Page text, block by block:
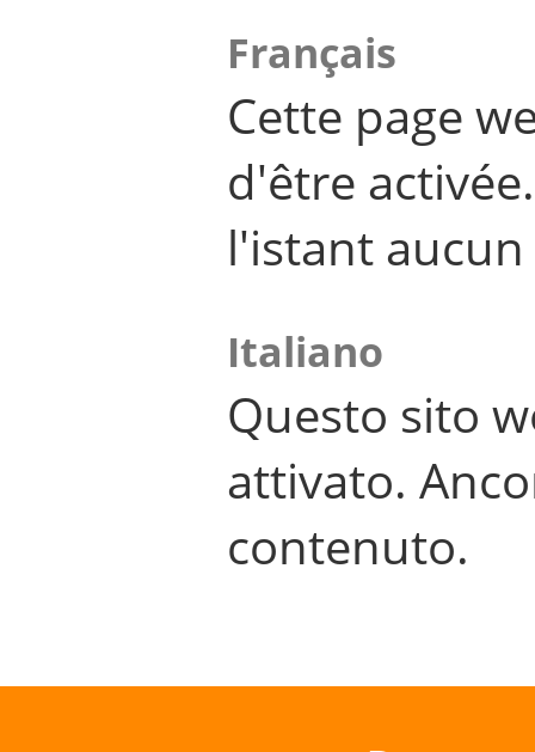
Français
Cette page
d'être
l'istant
Italiano
Questo sito
attivato.
contenuto.